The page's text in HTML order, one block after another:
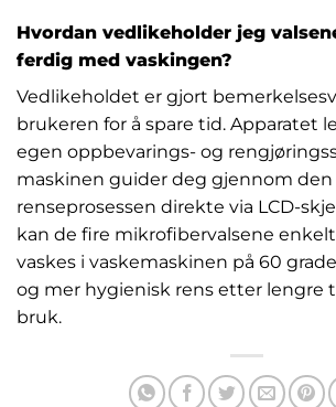
Hvordan vedlikeholder jeg
ferdig med vaskingen?
Vedlikeholdet er gjort
brukeren for å spare tid. Apparatet
egen oppbevarings- og
maskinen guider deg gjennom
renseprosessen direkte via LCD-
kan de fire mikrofibervalsene
vaskes i vaskemaskinen på 60
og mer hygienisk rens etter lengre
bruk.